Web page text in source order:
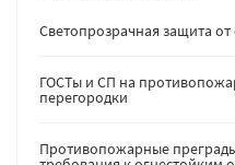
Светопрозрачная защита
ГОСТы и СП на
перегородки
Противопожарные